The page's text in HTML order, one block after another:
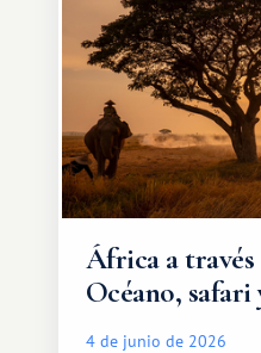
cálido y
África a
Océano,
4 de junio de 2026